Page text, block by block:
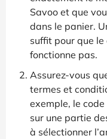
Savoo et que
dans le panier.
suffit pour que
fonctionne pas.
Assurez-vous
termes et
exemple, le
sur une partie
à sélectionner